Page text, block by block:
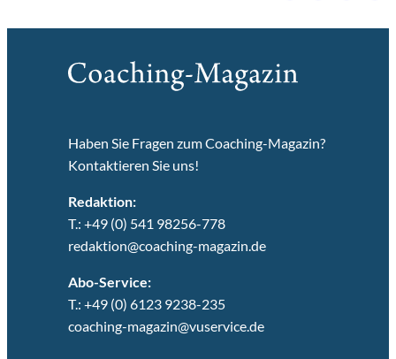
Haben Sie Fragen zum Coaching-Magazin?
Kontaktieren Sie uns!
Redaktion:
T.: +49 (0) 541 98256-778
redaktion@coaching-magazin.de
Abo-Service:
T.: +49 (0) 6123 9238-235
coaching-magazin@vuservice.de